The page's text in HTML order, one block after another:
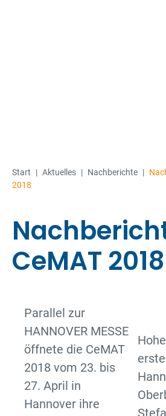
Start | Aktuelles | Nachberichte |
2018
CeMAT 2018
Parallel zur
HANNOVER MESSE
öffnete die CeMAT
2018 vom 23. bis
27. April in
Hannover ihre